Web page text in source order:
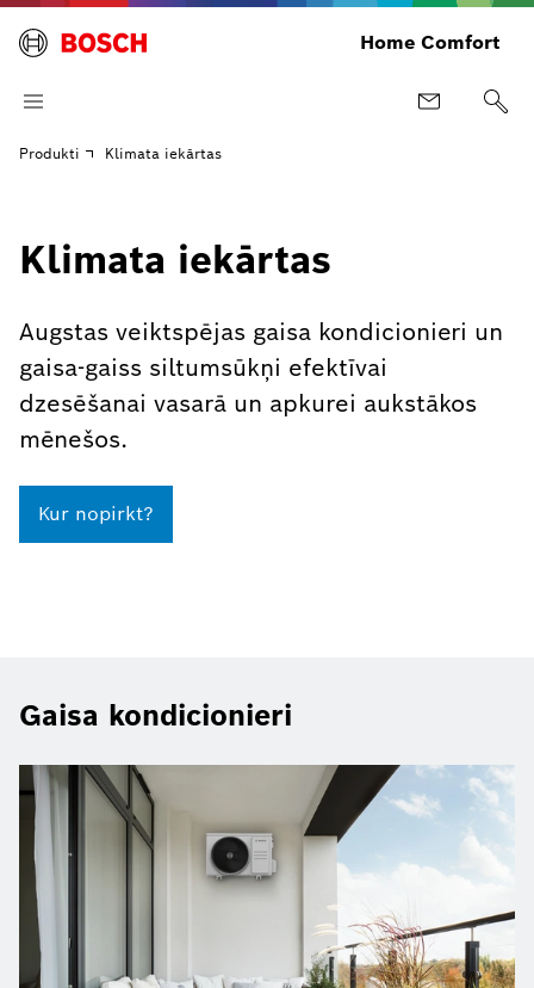
Home Comfort
Produkti Klimata iekārtas
Klimata iekārtas
Augstas veiktspējas gaisa kondicionieri un
gaisa-gaiss siltumsūkņi efektīvai
dzesēšanai vasarā un apkurei aukstākos
mēnešos.
Kur nopirkt?
Gaisa kondicionieri